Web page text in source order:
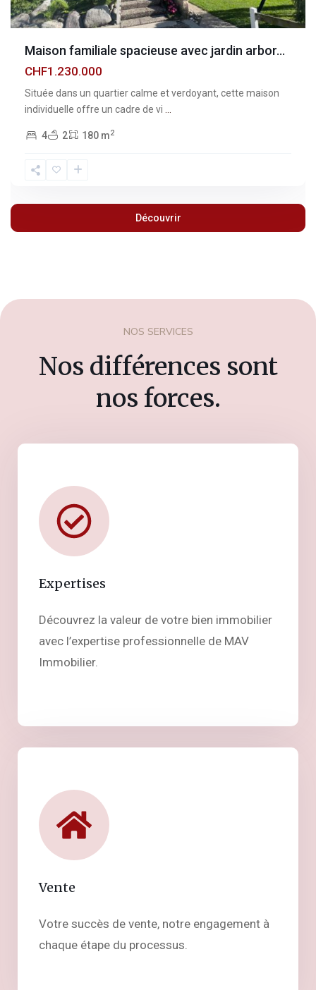
Maison familiale spacieuse avec jardin arbor...
CHF1.230.000
Située dans un quartier calme et verdoyant, cette maison
individuelle offre un cadre de vi
4 2 180 m2
Découvrir
NOS SERVICES
Nos différences sont
nos forces.
Expertises
Découvrez la valeur de votre bien immobilier
avec l’expertise professionnelle de MAV
Immobilier.
Vente
Votre succès de vente, notre engagement à
chaque étape du processus.